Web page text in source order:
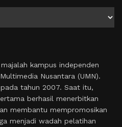
kampus independen
Nusantara (UMN).
tahun 2007. Saat itu,
berhasil menerbitkan
membantu mempromosikan
menjadi wadah pelatihan